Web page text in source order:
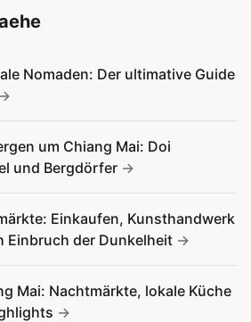
Nomaden: Der ultimative Guide
um Chiang Mai: Doi
und Bergdörfer
Einkaufen, Kunsthandwerk
Einbruch der Dunkelheit
Mai: Nachtmärkte, lokale Küche